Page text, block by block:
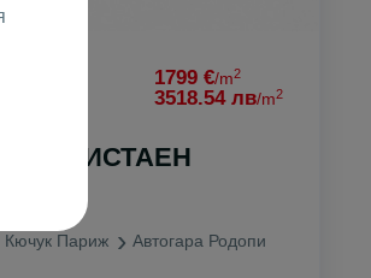
1799 €/m2
3518.54 лв/m2
14! ТРИСТАЕН
Кючук Париж Автогара Родопи